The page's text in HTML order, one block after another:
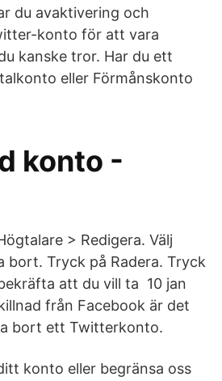
du avaktivering och
konto för att vara
kanske tror. Har du ett
eller Förmånskonto
konto -
> Redigera. Välj
bort. Tryck på Radera. Tryck
att du vill ta 10 jan
från Facebook är det
bort ett Twitterkonto.
konto eller begränsa oss